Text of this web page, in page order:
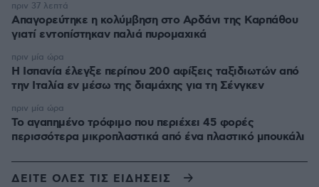
Απαγορεύτηκε η κολύμβηση στο Αρδάνι της Καρπάθου
γιατί εντοπίστηκαν παλιά πυρομαχικά
πριν 37 λεπτά
Η Ισπανία έλεγξε περίπου 200 αφίξεις ταξιδιωτών από
την Ιταλία εν μέσω της διαμάχης για τη Σένγκεν
πριν μία ώρα
Το αγαπημένο τρόφιμο που περιέχει 45 φορές
περισσότερα μικροπλαστικά από ένα πλαστικό μπουκάλι
πριν μία ώρα
ΔΕΙΤΕ ΟΛΕΣ ΤΙΣ ΕΙΔΗΣΕΙΣ